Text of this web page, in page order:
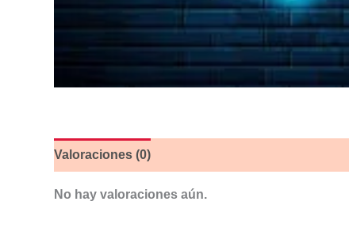
Valoraciones (0)
No hay valoraciones aún.